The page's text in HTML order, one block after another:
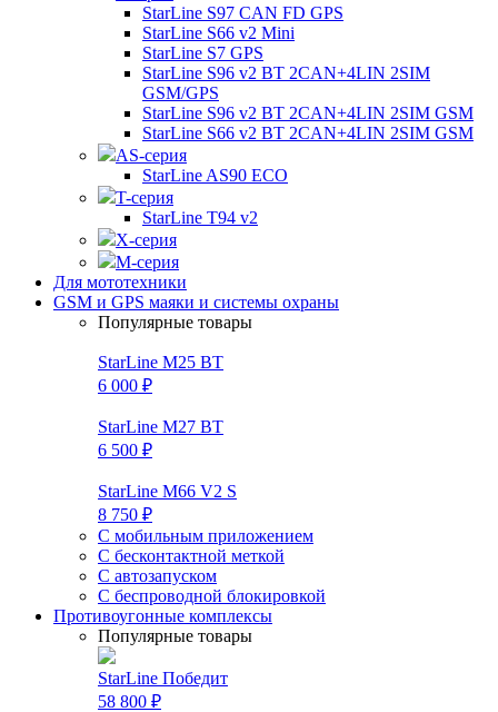
StarLine S97 CAN FD GPS
StarLine S66 v2 Mini
StarLine S7 GPS
StarLine S96 v2 BT 2CAN+4LIN 2SIM
GSM/GPS
StarLine S96 v2 BT 2CAN+4LIN 2SIM GSM
StarLine S66 v2 BT 2CAN+4LIN 2SIM GSM
AS-серия
StarLine AS90 ECO
T-серия
StarLine T94 v2
X-серия
M-серия
Для мототехники
GSM и GPS маяки и системы охраны
Популярные товары
StarLine M25 BT
6 000 ₽
StarLine M27 BT
6 500 ₽
StarLine M66 V2 S
8 750 ₽
С мобильным приложением
С бесконтактной меткой
С автозапуском
С беспроводной блокировкой
Противоугонные комплексы
Популярные товары
StarLine Победит
58 800 ₽